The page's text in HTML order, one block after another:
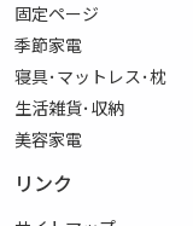
固定ページ
季節家電
寝具･マットレス･枕
生活雑貨･収納
美容家電
リンク